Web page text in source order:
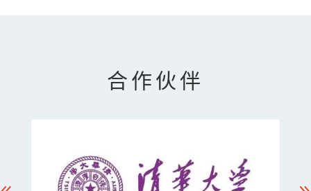
合作伙伴